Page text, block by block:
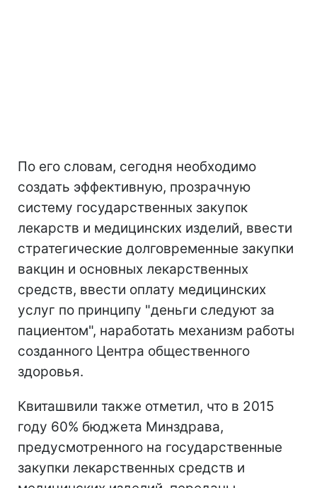
По его словам, сегодня необходимо
создать эффективную, прозрачную
систему государственных закупок
лекарств и медицинских изделий, ввести
стратегические долговременные закупки
вакцин и основных лекарственных
средств, ввести оплату медицинских
услуг по принципу "деньги следуют за
пациентом", наработать механизм работы
созданного Центра общественного
здоровья.
Квиташвили также отметил, что в 2015
году 60% бюджета Минздрава,
предусмотренного на государственные
закупки лекарственных средств и